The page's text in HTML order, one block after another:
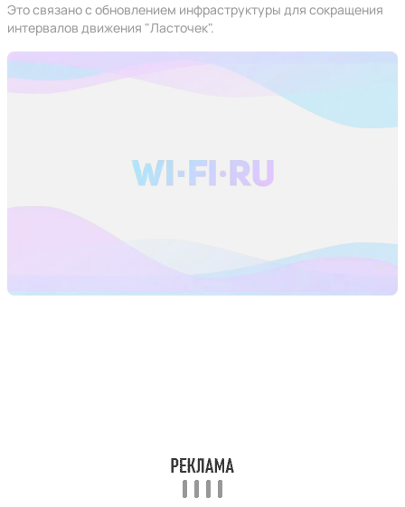
Это связано с обновлением инфраструктуры для сокращения
интервалов движения "Ласточек".